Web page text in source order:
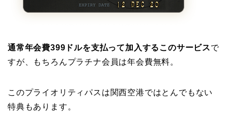
通常年会費399ドルを支払って加入するこのサービスで
すが、もちろんプラチナ会員は年会費無料。
このプライオリティパスは関西空港ではとんでもない
特典もあります。